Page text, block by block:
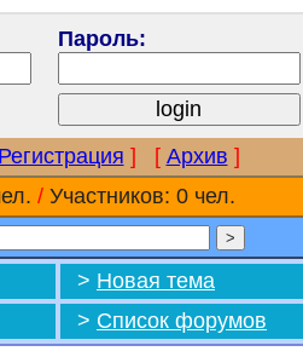
Пароль:
Регистрация ] [ Архив ]
/ Участников: 0 чел.
> Новая тема
> Список форумов